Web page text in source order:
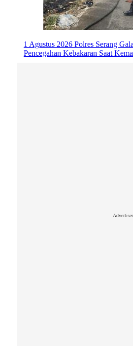
1 Agustus 2026 Polres Serang
Pencegahan Kebakaran Saat